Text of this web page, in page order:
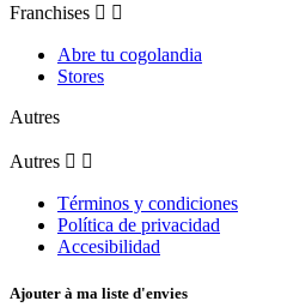
Franchises  
Abre tu cogolandia
Stores
Autres
Autres  
Términos y condiciones
Política de privacidad
Accesibilidad
Ajouter à ma liste d'envies